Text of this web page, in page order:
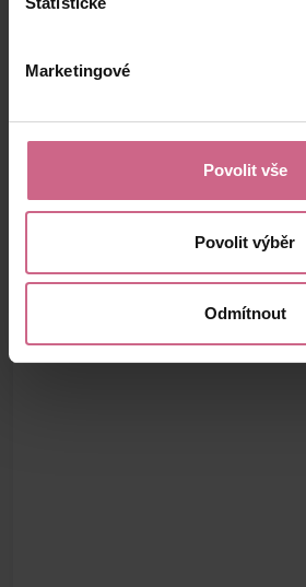
Marketingové
Povolit vše
Povolit výběr
Odmítnout